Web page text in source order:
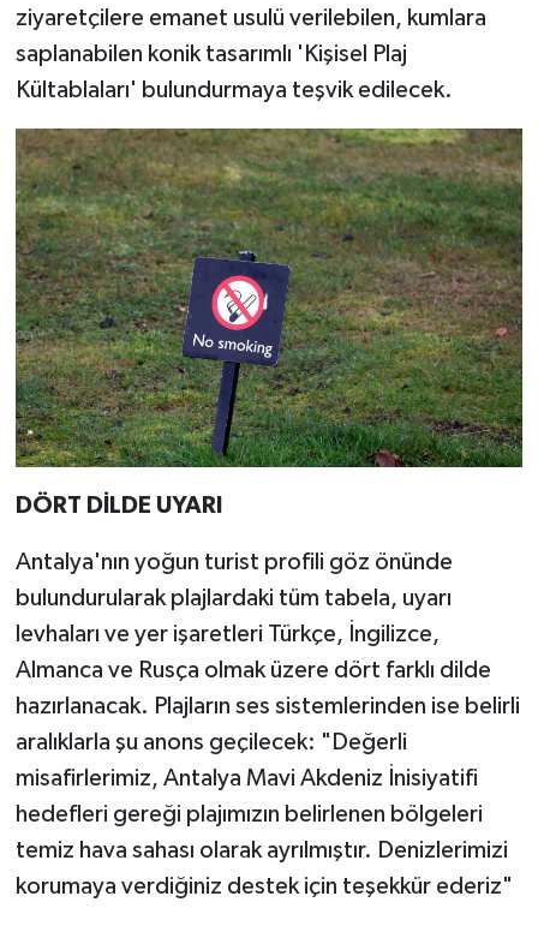
ziyaretçilere emanet usulü verilebilen, kumlara
saplanabilen konik tasarımlı 'Kişisel Plaj
Kültablaları' bulundurmaya teşvik edilecek.
DÖRT DİLDE UYARI
Antalya'nın yoğun turist profili göz önünde
bulundurularak plajlardaki tüm tabela, uyarı
levhaları ve yer işaretleri Türkçe, İngilizce,
Almanca ve Rusça olmak üzere dört farklı dilde
hazırlanacak. Plajların ses sistemlerinden ise belirli
aralıklarla şu anons geçilecek: "Değerli
misafirlerimiz, Antalya Mavi Akdeniz İnisiyatifi
hedefleri gereği plajımızın belirlenen bölgeleri
temiz hava sahası olarak ayrılmıştır. Denizlerimizi
korumaya verdiğiniz destek için teşekkür ederiz"